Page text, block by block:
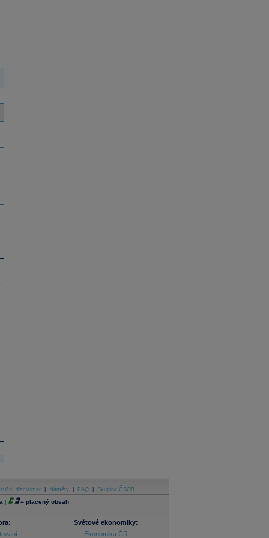
disclaimer Náměty FAQ Skupina ČSOB
| = placený obsah
Světové ekonomiky:
Ekonomika ČR